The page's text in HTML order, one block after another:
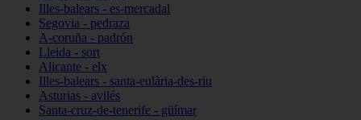
Illes-balears - es-mercadal
Segovia - pedraza
A-coruña - padrón
Lleida - sort
Alicante - elx
Illes-balears - santa-eulària-des-riu
Asturias - avilés
Santa-cruz-de-tenerife - güímar